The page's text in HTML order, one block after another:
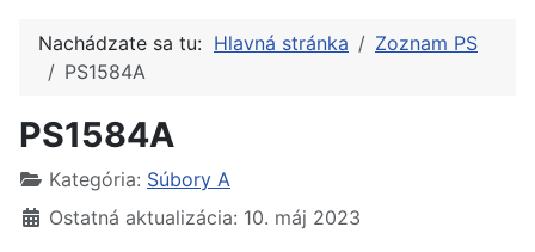
Nachádzate sa tu: Hlavná stránka
Zoznam PS
PS1584A
PS1584A
Kategória: Súbory A
Ostatná aktualizácia: 10. máj 2023